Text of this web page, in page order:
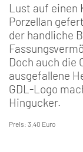
Lust auf einen
Porzellan
der handliche
Doch auch die
ausgefallene
GDL-Logo
Hingucker.
Preis: 3,40 Euro